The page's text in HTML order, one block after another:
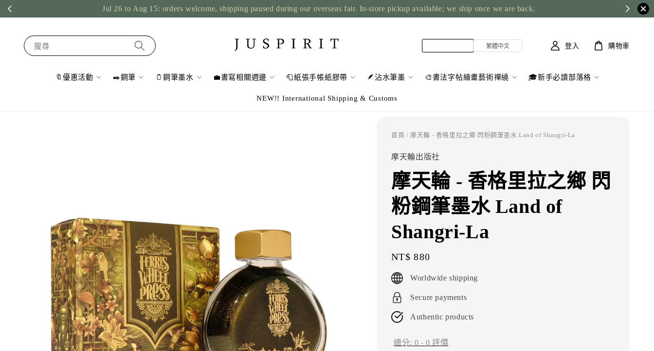
Jul 26 to Aug 15: orders welcome, shipping paused during our overseas fair. In-store pickup available; we ship once we are back.
搜尋
🔖優惠活動 ✒️鋼筆 🫙鋼筆墨水 💼書寫相關週邊 🧻紙張手帳紙膠帶 🪶沾水筆墨 🎨書法字帖繪畫藝術禪繞 🎓新手必讀部落格
NEW!! International Shipping & Customs
登入 購物車
首頁 / 摩天輪 - 香格里拉之鄉 閃粉鋼筆墨水 Land of Shangri-La
摩天輪出版社
摩天輪 - 香格里拉之鄉 閃
粉鋼筆墨水 Land of
Shangri-La
Regular
price
NT$ 880
Worldwide shipping
Secure payments
Authentic products
總分: 0 -0 評價